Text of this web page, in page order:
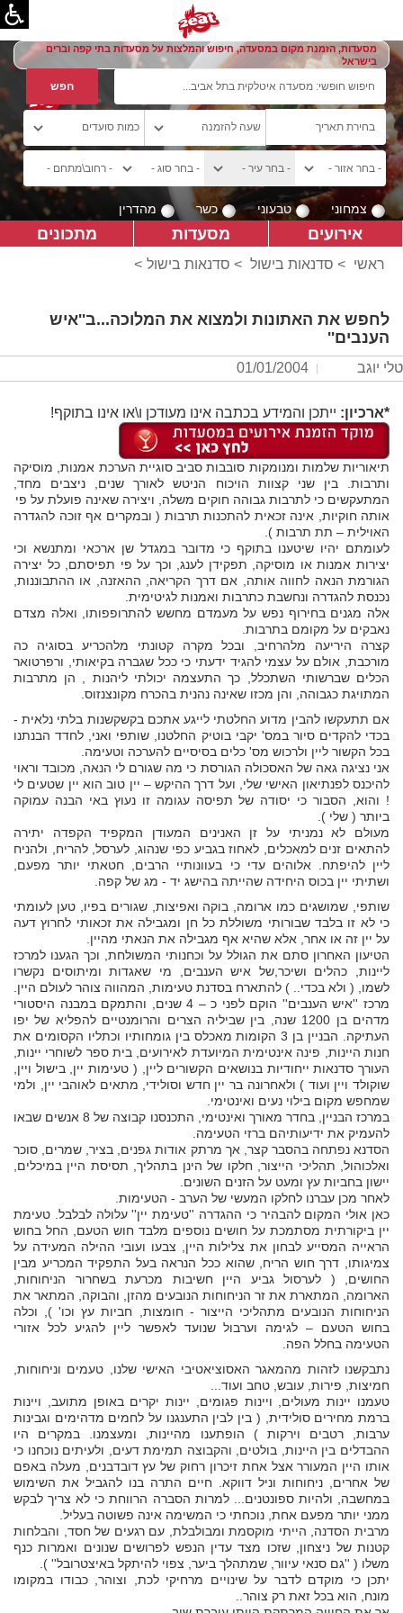
מסעדות, הזמנת מקום במסעדה, חיפוש והמלצות על מסעדות בתי קפה וברים
בישראל
צמחוני טבעוני כשר מהדרין
אירועים מסעדות מתכונים
ראשי > סדנאות בישול > סדנאות בישול >
לחפש את האתונות ולמצוא את המלוכה...ב''איש
הענבים''
טלי יוגב 01/01/2004
*ארכיון: ייתכן והמידע בכתבה אינו מעודכן ו\או אינו בתוקף!
תיאוריות שלמות ומנומקות סובבות סביב סוגיית הערכת אמנות, מוסיקה
ותרבות. בין שני קצוות הויכוח הניטש לאורך שנים, ניצבים מחד,
המתעקשים כי לתרבות גבוהה חוקים משלה, ויצירה שאינה פועלת על פי
אותה חוקיות, אינה זכאית להתכנות תרבות ( ובמקרים אף זוכה להגדרה
האוילית – תת תרבות ).
לעומתם יהיו שיטענו בתוקף כי מדובר במגדל שן ארכאי ומתנשא וכי
יצירות אמנות או מוסיקה, תפקידן לענג, וכך על פי תפיסתם, כל יצירה
הגורמת הנאה לחווה אותה, אם דרך הקריאה, ההאזנה, או ההתבוננות,
נכנסת להגדרה ונחשבת כתרבות ואמנות לגיטימית.
אלה מגנים בחירוף נפש על מעמדם מחשש להתרופפותו, ואלה מצדם
נאבקים על מקומם בתרבות.
קצרה היריעה מלהרחיב, ובכל מקרה קטונתי מלהכריע בסוגיה כה
מורכבת, אולם על עצמי להגיד ידעתי כי ככל שגברה בקיאותי, ורפרטואר
הכלים שברשותי השתכלל, כך התעצמה יכולתי ליהנות , הן מתרבות
המתויגת כגבוהה, והן מכזו שאינה נהנית בהכרח מקונצנזוס.
אם תתעקשו להבין מדוע החלטתי לייגע אתכם בקשקשנות בלתי נלאית -
בכדי להקדים סיור במס' יקבי בוטיק החלטנו, שותפי ואני, לחדד הבנתנו
בכל הקשור ליין ולרכוש מס' כלים בסיסיים להערכה וטעימה.
אני נציגה גאה של האסכולה הגורסת כי מה שגורם לי הנאה, מכובד וראוי
להיכנס לפנתיאון האישי שלי, ועל דרך ההיקש – יין טוב הוא יין שטעים לי
! והוא, הסבור כי יסודה של תפיסה עגומה זו נעוץ באי הבנה עמוקה
ביותר ( שלי ).
מעולם לא נמניתי על זן האנינים המעודן המקפיד הקפדה יתירה
להתאים זנים למאכלים, לאחוז בגביע כפי שנהוג, לערסל, להריח, ולהניח
ליין להיפתח. אלוהים עדי כי בעוונותיי הרבים, חטאתי יותר מפעם,
ושתיתי יין בכוס היחידה שהייתה בהישג יד - מג של קפה.
שותפי, שמושגים כמו ארומה, בוקה ואפיצות, שגורים בפיו, טען לעומתי
כי לא זו בלבד שבורותי משוללת כל חן ומגבילה את זכאותי לחרוץ דעה
על יין זה או אחר, אלא שהיא אף מגבילה את הנאתי מהיין.
הטיעון האחרון סתם את הגולל על וכחנותי המשולחת, וכך הגענו למרכז
ליינות, כהלים ושיכר,של איש הענבים, מי שאגדות ומיתוסים נקשרו
לשמו, ( ולא בכדי.. ) להתארח בסדנת טעימות, המהווה צוהר לעולם היין.
מרכז ''איש הענבים'' הוקם לפני כ – 4 שנים, והתמקם במבנה היסטורי
מדהים בן 1200 שנה, בין שביליה הצרים והרומנטיים להפליא של יפו
העתיקה. הבניין בן 3 הקומות מאכלס בין גומחותיו וכתליו הקסומים את
חנות היינות, פינה אינטימית המיועדת לאירועים, בית ספר לשוחרי יינות,
העורך סדנאות ייחודיות בנושאים הקשורים ליין, ( טעימות יין, בישול ויין,
שוקולד ויין ועוד ) ולאחרונה בר יין חדש וסולידי, מתאים לאוהבי יין, ולמי
שמחפש מקום בילוי נעים ואינטימי.
במרכז הבניין, בחדר מאורך ואינטימי, התכנסנו קבוצה של 8 אנשים שבאו
להעמיק את ידיעותיהם ברזי הטעימה.
הסדנא נפתחה בהסבר קצר, אך מרתק אודות גפנים, בציר, שמרים, סוכר
ואלכוהול, תהליכי הייצור, חלקו של הינן בתהליך, תסיסת היין במיכלים,
יישון בחביות עץ ומעט על הזנים השונים.
לאחר מכן עברנו לחלקו המעשי של הערב - הטעימות.
כאן אולי המקום להבהיר כי ההגדרה ''טעימת יין'' עלולה לבלבל. טעימת
יין ביקורתית מסתמכת על חושים נוספים מלבד חוש הטעם, החל בחוש
הראייה המסייע לבחון את צלילות היין, צבעו ועובי ההילה המעידה על
צמיגותו, דרך חוש הריח, שהוא ככל הנראה בעל התפקיד המכריע מבין
החושים, ( לערסול גביע היין חשיבות מכרעת בשחרור הניחוחות,
הארומה, המתארת את זר הניחוחות הנובעים מהזן, והבוקה, המתאר את
הניחוחות הנובעים מתהליכי הייצור - חומצות, חביות עץ וכו' ), וכלה
בחוש הטעם – לגימה וערבול שנועד לאפשר ליין להגיע לכל אזורי
הטעימה בחלל הפה.
נתבקשנו לזהות מהמאגר האסוציאטיבי האישי שלנו, טעמים וניחוחות,
חמיצות, פירות, עובש, טחב ועוד...
טעמנו יינות מעולים, ויינות פגומים, יינות יקרים באופן מתועב, ויינות
ברמת מחירים סולידית, ( בין לבין התענגנו על לחמים מדהימים וגבינות
ערבות, רטבים וירקות ) הופתענו מהיינות, ומעצמנו. במקרים היו
ההבדלים בין היינות, בולטים, והקבוצה תמימת דעים, ולעיתים נוכחנו כי
אותו היין המעורר אצל אחת זיכרון רחוק של עץ דובדבנים, מעלה באפם
של אחרים, ניחוחות וניל דווקא. חיים התרה בנו להגביל את השימוש
במחשבה, ולהיות ספונטנים... למרות הסברה הרווחת כי לא צריך לבקש
ממני יותר מפעם אחת, נוכחתי כי המשימה אינה פשוטה בעליל.
מרבית הסדנה, הייתי מוקסמת ומבולבלת, עם רגעים של חסד, והבלחות
קטנות של ניצחון, שזכו מצד עדין הנפש לפרושים שנונים ואמרות כנף
משלו ( ''גם סנאי עיוור, שמתהלך ביער, צפוי להיתקל באיצטרובל'' ).
יתכן כי מוקדם לדבר על שינויים מרחיקי לכת, וצוהר, כבודו במקומו
מונח, הוא בכל זאת רק צוהר..